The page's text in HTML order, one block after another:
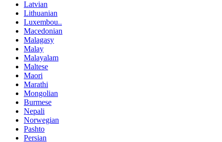
Latvian
Lithuanian
Luxembou..
Macedonian
Malagasy
Malay
Malayalam
Maltese
Maori
Marathi
Mongolian
Burmese
Nepali
Norwegian
Pashto
Persian